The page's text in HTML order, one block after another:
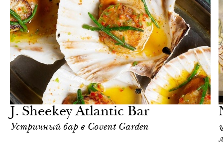
J. Sheekey Atlantic Bar
Устричный бар в Covent Garden